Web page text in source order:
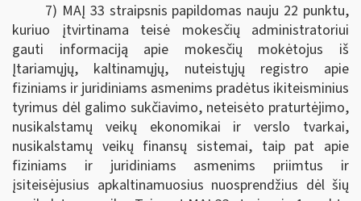
7) MAĮ 33 straipsnis papildomas nauju 22 punktu,
kuriuo įtvirtinama teisė mokesčių administratoriui
gauti informaciją apie mokesčių mokėtojus iš
Įtariamųjų, kaltinamųjų, nuteistųjų registro apie
fiziniams ir juridiniams asmenims pradėtus ikiteisminius
tyrimus dėl galimo sukčiavimo, neteisėto praturtėjimo,
nusikalstamų veikų ekonomikai ir verslo tvarkai,
nusikalstamų veikų finansų sistemai, taip pat apie
fiziniams ir juridiniams asmenims priimtus ir
įsiteisėjusius apkaltinamuosius nuosprendžius dėl šių